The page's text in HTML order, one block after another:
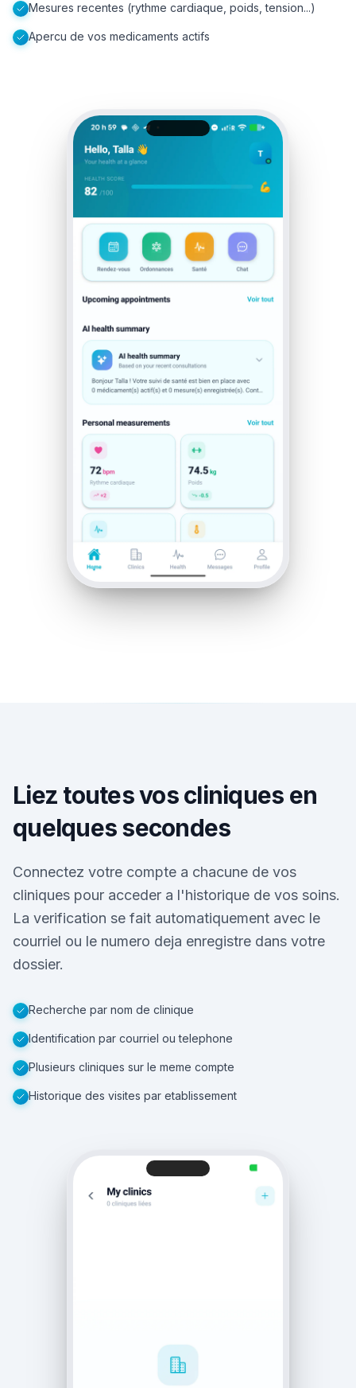
Mesures recentes (rythme cardiaque, poids, tension...)
Apercu de vos medicaments actifs
Liez toutes vos cliniques en
quelques secondes
Connectez votre compte a chacune de vos
cliniques pour acceder a l'historique de vos soins.
La verification se fait automatiquement avec le
courriel ou le numero deja enregistre dans votre
dossier.
Recherche par nom de clinique
Identification par courriel ou telephone
Plusieurs cliniques sur le meme compte
Historique des visites par etablissement